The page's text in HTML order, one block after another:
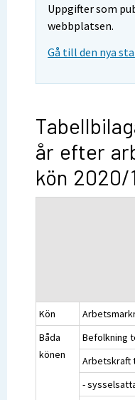
Uppgifter som
webbplatsen.
Gå till den nya
år efter
kön 2020/
Kön
Båda
könen
Befolkning
Arbetskraft
-